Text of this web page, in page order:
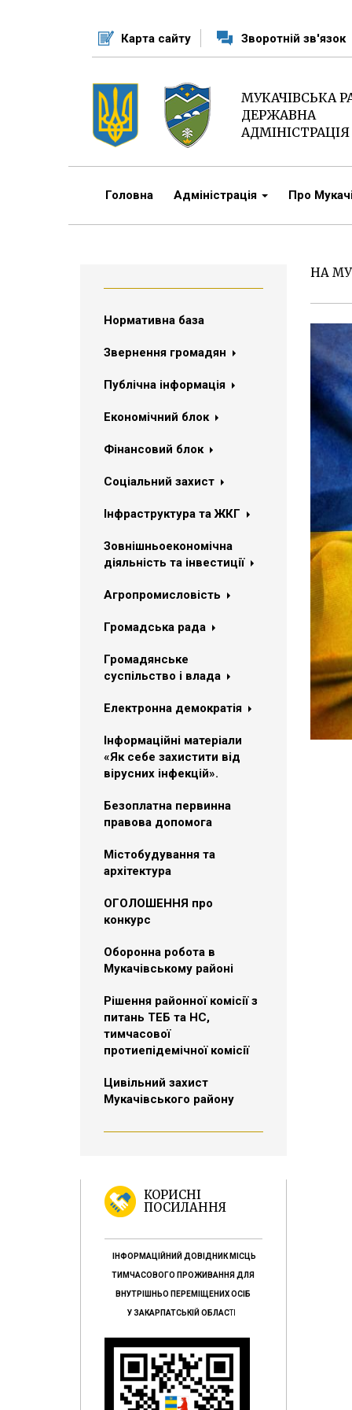
Карта сайту Зворотній зв'язок
МУКАЧІВСЬКА
ДЕРЖАВНА
АДМІНІСТРАЦІЯ
Головна Адміністрація Про
Нормативна база
Звернення громадян
Публічна інформація
Економічний блок
Фінансовий блок
Соціальний захист
Інфраструктура та ЖКГ
Зовнішньоекономічна
діяльність та інвестиції
Агропромисловість
Громадська рада
Громадянське
суспільство і влада
Електронна демократія
Інформаційні матеріали
«Як себе захистити від
вірусних інфекцій».
Безоплатна первинна
правова допомога
Містобудування та
архітектура
ОГОЛОШЕННЯ про
конкурс
Оборонна робота в
Мукачівському районі
Рішення районної комісії з
питань ТЕБ та НС,
тимчасової
протиепідемічної комісії
Цивільний захист
Мукачівського району
КОРИСНІ
ПОСИЛАННЯ
ІНФОРМАЦІЙНИЙ ДОВІДНИК МІСЦЬ
ТИМЧАСОВОГО ПРОЖИВАННЯ ДЛЯ
ВНУТРІШНЬО ПЕРЕМІЩЕНИХ ОСІБ
У ЗАКАРПАТСЬКІЙ ОБЛАСТІ
НА